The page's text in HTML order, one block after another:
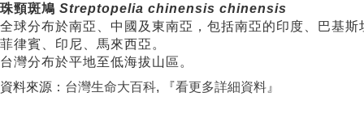
珠頸斑鳩 Streptopelia chinensis chinensis
全球分布於南亞、中國及東南亞，包括南亞的印度、巴基
菲律賓、印尼、馬來西亞。
台灣分布於平地至低海拔山區。
資料來源： 台灣生命大百科, 『看更多詳細資料 』